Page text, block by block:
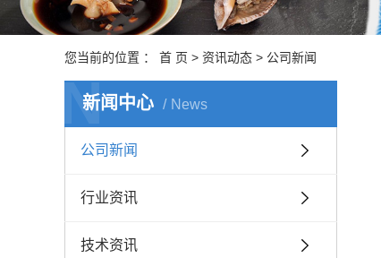
您当前的位置 ： 首 页 > 资讯动态 > 公司新闻
新闻中心 News
N
公司新闻
行业资讯
技术资讯